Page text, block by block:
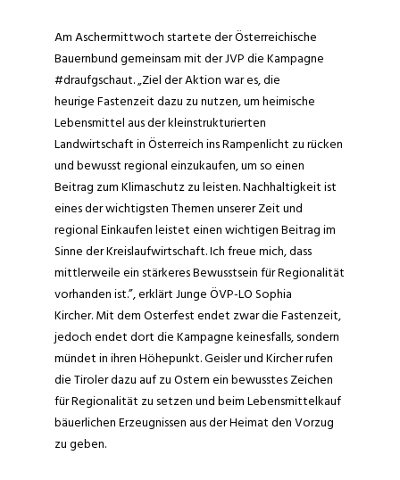
Am Aschermittwoch startete der Österreichische
Bauernbund gemeinsam mit der JVP die Kampagne
#draufgschaut. „Ziel der Aktion war es, die
heurige Fastenzeit dazu zu nutzen, um heimische
Lebensmittel aus der kleinstrukturierten
Landwirtschaft in Österreich ins Rampenlicht zu rücken
und bewusst regional einzukaufen, um so einen
Beitrag zum Klimaschutz zu leisten. Nachhaltigkeit ist
eines der wichtigsten Themen unserer Zeit und
regional Einkaufen leistet einen wichtigen Beitrag im
Sinne der Kreislaufwirtschaft. Ich freue mich, dass
mittlerweile ein stärkeres Bewusstsein für Regionalität
vorhanden ist.”, erklärt Junge ÖVP-LO Sophia
Kircher. Mit dem Osterfest endet zwar die Fastenzeit,
jedoch endet dort die Kampagne keinesfalls, sondern
mündet in ihren Höhepunkt. Geisler und Kircher rufen
die Tiroler dazu auf zu Ostern ein bewusstes Zeichen
für Regionalität zu setzen und beim Lebensmittelkauf
bäuerlichen Erzeugnissen aus der Heimat den Vorzug
zu geben.